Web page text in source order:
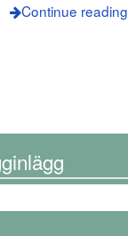
Continue reading